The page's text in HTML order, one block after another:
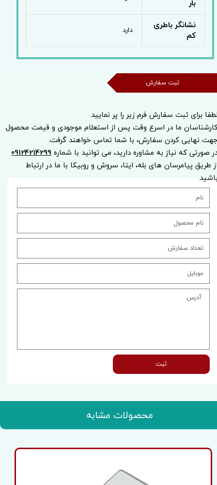
بار
نشانگر باطری
کم
دارد
ثبت
برای ثبت سفارش فرم زیر را پر نمایید.
ما در اسرع وقت پس از استعلام موجودی و قیمت محصول
نهایی کردن سفارش، با شما تماس خواهند گرفت.
صورتی که نیاز به مشاوره دارید، می توانید با شماره09124214299
طریق پیامرسان های بله، ایتا، سروش و روبیکا با ما در ارتباط
ثبت سفارش
محصولات مشابه